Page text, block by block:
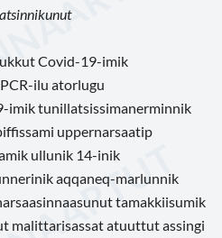
Covid-19-imik
ilu atorlugu
imik tunillatsissimanerminnik
uppernarsaatip
ullunik 14-inik
aqqaneq-marlunnik
tamakkiisumik
malittarisassat atuuttut assingi